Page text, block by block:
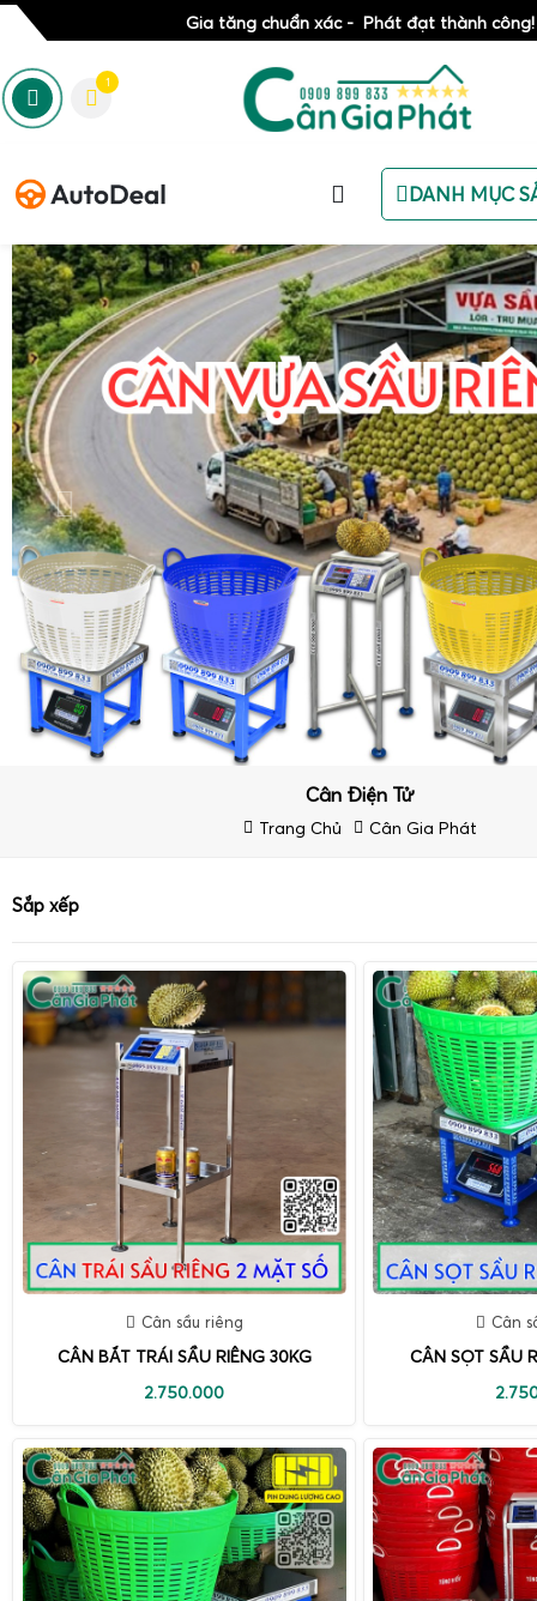
Gia tăng chuẩn xác - Phát đạt thành công!
1
DANH MỤC
Cân Điện Tử
Trang Chủ Cân Gia Phát
Sắp xếp
Cân sầu riêng
CÂN BẮT TRÁI SẦU RIÊNG 30KG
2.750.000
Cân
CÂN SỌT SẦU